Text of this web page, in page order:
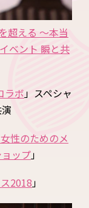
超える ～本当
ベント 瞬と共
ラボ」スペシャ
性のためのメ
ップ」
2018」